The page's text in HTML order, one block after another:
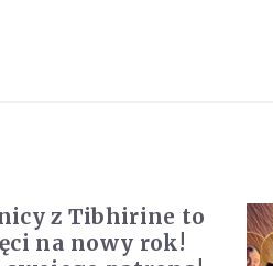
z Tibhirine to
na nowy rok!